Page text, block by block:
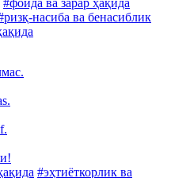
#фойда ва зарар ҳақида
насиба ва бенасиблик
#эҳтиёткорлик ва